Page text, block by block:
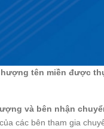
tên miền được
và bên nhận
các bên tham gia